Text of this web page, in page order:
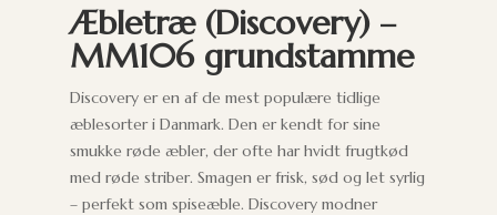
Æbletræ (Discovery) –
MM106 grundstamme
Discovery er en af de mest populære tidlige
æblesorter i Danmark. Den er kendt for sine
smukke røde æbler, der ofte har hvidt frugtkød
med røde striber. Smagen er frisk, sød og let syrlig
– perfekt som spiseæble. Discovery modner